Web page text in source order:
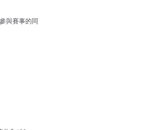
與賽事的同